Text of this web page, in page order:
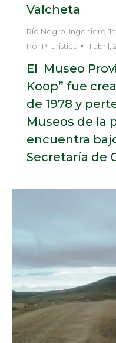
Valcheta
Río Negro Ingeniero
Por PTuristica 11 abril,
El Museo
Koop” fue
de 1978 y
Museos de la
encuentra
Secretaría de